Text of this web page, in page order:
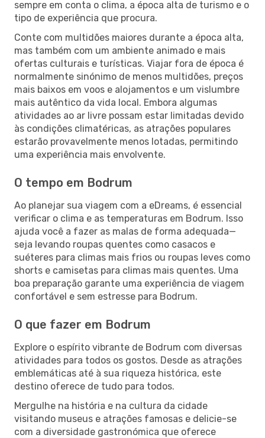
sempre em conta o clima, a época alta de turismo e o
tipo de experiência que procura.
Conte com multidões maiores durante a época alta,
mas também com um ambiente animado e mais
ofertas culturais e turísticas. Viajar fora de época é
normalmente sinónimo de menos multidões, preços
mais baixos em voos e alojamentos e um vislumbre
mais autêntico da vida local. Embora algumas
atividades ao ar livre possam estar limitadas devido
às condições climatéricas, as atrações populares
estarão provavelmente menos lotadas, permitindo
uma experiência mais envolvente.
O tempo em Bodrum
Ao planejar sua viagem com a eDreams, é essencial
verificar o clima e as temperaturas em Bodrum. Isso
ajuda você a fazer as malas de forma adequada—
seja levando roupas quentes como casacos e
suéteres para climas mais frios ou roupas leves como
shorts e camisetas para climas mais quentes. Uma
boa preparação garante uma experiência de viagem
confortável e sem estresse para Bodrum.
O que fazer em Bodrum
Explore o espírito vibrante de Bodrum com diversas
atividades para todos os gostos. Desde as atrações
emblemáticas até à sua riqueza histórica, este
destino oferece de tudo para todos.
Mergulhe na história e na cultura da cidade
visitando museus e atrações famosas e delicie-se
com a diversidade gastronómica que oferece